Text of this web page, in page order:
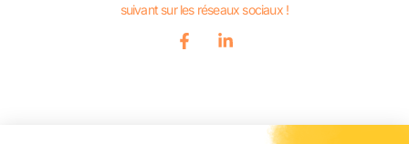
suivant sur les réseaux sociaux !
Inscrivez-vous à notre newsletter